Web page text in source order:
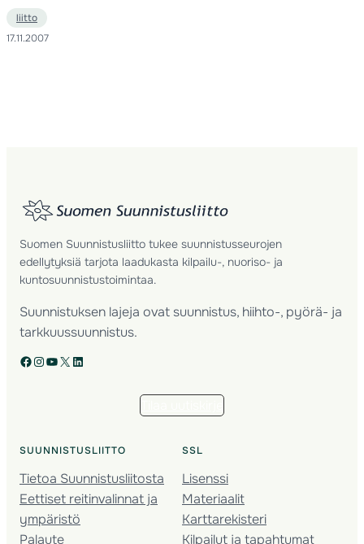
liitto
17.11.2007
Suomen Suunnistusliitto tukee suunnistusseurojen
edellytyksiä tarjota laadukasta kilpailu-, nuoriso- ja
kuntosuunnistustoimintaa.
Suunnistuksen lajeja ovat suunnistus, hiihto-, pyörä- ja
tarkkuussuunnistus.
Facebook Instagram YouTube X LinkedIn
SUUNNISTUSLIITTO
Tietoa Suunnistusliitosta
Eettiset reitinvalinnat ja
ympäristö
Palaute
SSL
Lisenssi
Materiaalit
Karttarekisteri
Kilpailut ja tapahtumat